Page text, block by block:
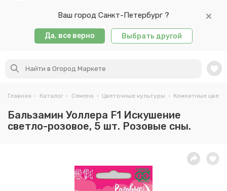
Ваш город Санкт-Петербург ?
Да, все верно Выбрать другой
Главная - Каталог - Семена - Цветочные культуры - Комнатные цветы
Бальзамин Уоллера F1 Искушение
светло-розовое, 5 шт. Розовые сны.